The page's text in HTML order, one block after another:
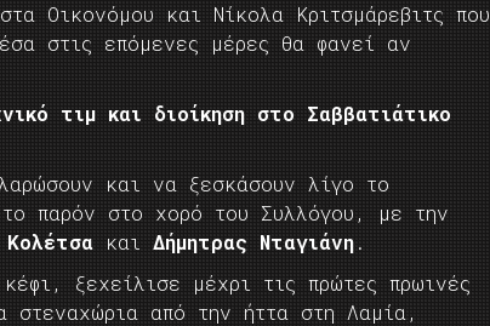
Οικονόμου και Νίκολα Κριτσμάρεβιτς που
στις επόμενες μέρες θα φανεί αν
τιμ και διοίκηση στο Σαββατιάτικο
και να ξεσκάσουν λίγο το
παρόν στο χορό του Συλλόγου, με την
και Δήμητρας Νταγιάνη.
ξεχείλισε μέχρι τις πρώτες πρωινές
στεναχώρια από την ήττα στη Λαμία,